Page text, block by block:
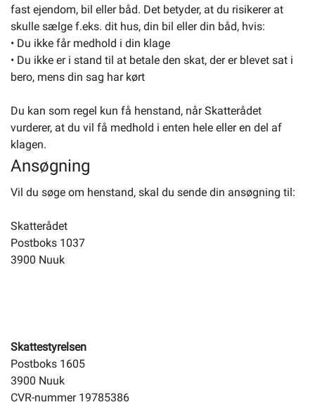
fast ejendom, bil eller båd. Det betyder, at du risikerer at
skulle sælge f.eks. dit hus, din bil eller din båd, hvis:
• Du ikke får medhold i din klage
• Du ikke er i stand til at betale den skat, der er blevet sat i
bero, mens din sag har kørt
Du kan som regel kun få henstand, når Skatterådet
vurderer, at du vil få medhold i enten hele eller en del af
klagen.
Ansøgning
Vil du søge om henstand, skal du sende din ansøgning til:
Skatterådet
Postboks 1037
3900 Nuuk
Skattestyrelsen
Postboks 1605
3900 Nuuk
CVR-nummer 19785386